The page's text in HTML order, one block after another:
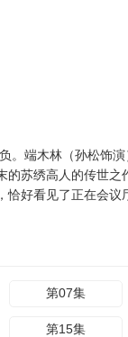
。端木林（孙松饰
苏绣高人的传世之
好看见了正在会议
第07集
第15集